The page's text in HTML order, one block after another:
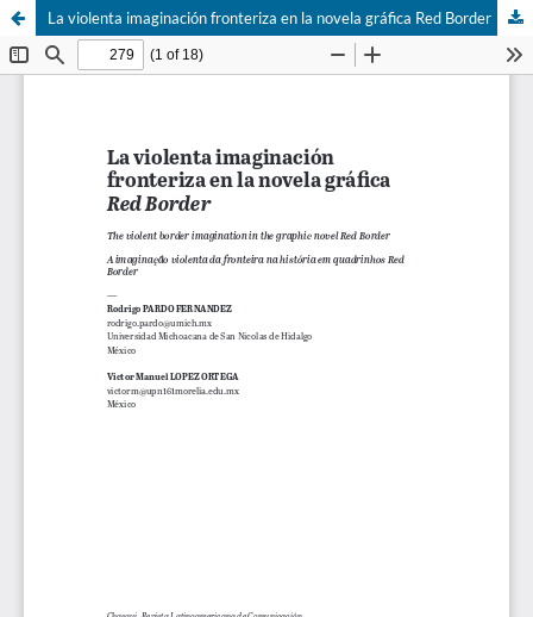
La violenta imaginación fronteriza en la novela gráfica Red Border